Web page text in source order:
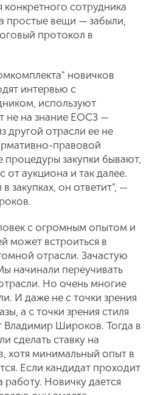
сотрудника
простые вещи — забыли,
протокол в
новичков
интервью с
используют
не на знание ЕОСЗ —
другой отрасли ее не
правовой
процедуры закупки бывают,
от аукциона и так далее.
закупках, он ответит", —
с огромным опытом и
может встроиться в
отрасли. Зачастую
начинали переучивать
Но очень многие
И даже не с точки зрения
а с точки зрения стиля
Владимир Широков. Тогда в
сделать ставку на
хотя минимальный опыт в
Если кандидат проходит
Новичку дается